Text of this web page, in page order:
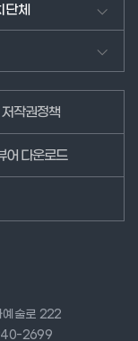
체
저작권정책
어 다운로드
예술로 222
2699